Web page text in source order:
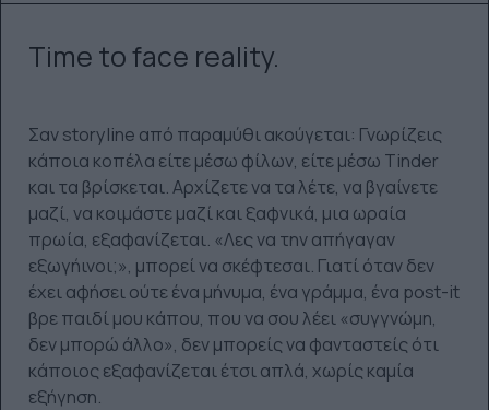
Time to face reality.
Σαν storyline από παραμύθι ακούγεται: Γνωρίζεις
κάποια κοπέλα είτε μέσω φίλων, είτε μέσω Tinder
και τα βρίσκεται. Αρχίζετε να τα λέτε, να βγαίνετε
μαζί, να κοιμάστε μαζί και ξαφνικά, μια ωραία
πρωία, εξαφανίζεται. «Λες να την απήγαγαν
εξωγήινοι;», μπορεί να σκέφτεσαι. Γιατί όταν δεν
έχει αφήσει ούτε ένα μήνυμα, ένα γράμμα, ένα post-it
βρε παιδί μου κάπου, που να σου λέει «συγγνώμη,
δεν μπορώ άλλο», δεν μπορείς να φανταστείς ότι
κάποιος εξαφανίζεται έτσι απλά, χωρίς καμία
εξήγηση.